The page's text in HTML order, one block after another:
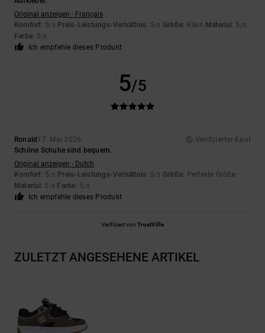
Original anzeigen - Français
Komfort: 5/5 Preis-Leistungs-Verhältnis: 5/5 Größe: Klein Material : 5 /5
Farbe: 5/5
Ich empfehle dieses Produkt
5/5
Ronald 17. Mai 2026
Verifizierter Kauf
Schöne Schuhe sind bequem.
Original anzeigen - Dutch
Komfort: 5/5 Preis-Leistungs-Verhältnis: 5/5 Größe: Perfekte Größe
Material : 5 /5 Farbe: 5/5
Ich empfehle dieses Produkt
Verifiziert von TrustVille
ZULETZT ANGESEHENE ARTIKEL